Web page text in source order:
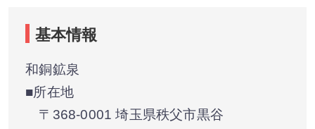
基本情報
和銅鉱泉
■所在地
〒368-0001 埼玉県秩父市黒谷